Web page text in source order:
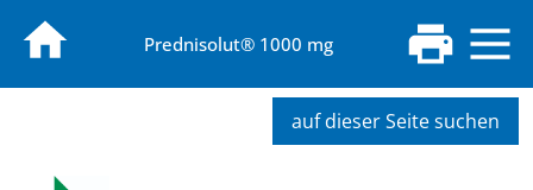
Prednisolut® 1000 mg
auf dieser Seite suchen